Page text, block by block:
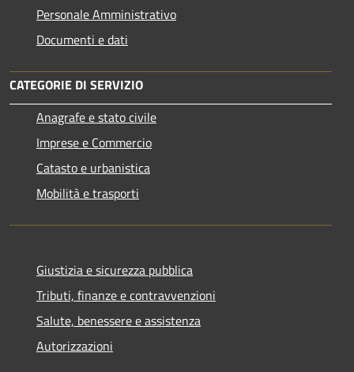
Personale Amministrativo
Documenti e dati
CATEGORIE DI SERVIZIO
Anagrafe e stato civile
Imprese e Commercio
Catasto e urbanistica
Mobilità e trasporti
Giustizia e sicurezza pubblica
Tributi, finanze e contravvenzioni
Salute, benessere e assistenza
Autorizzazioni